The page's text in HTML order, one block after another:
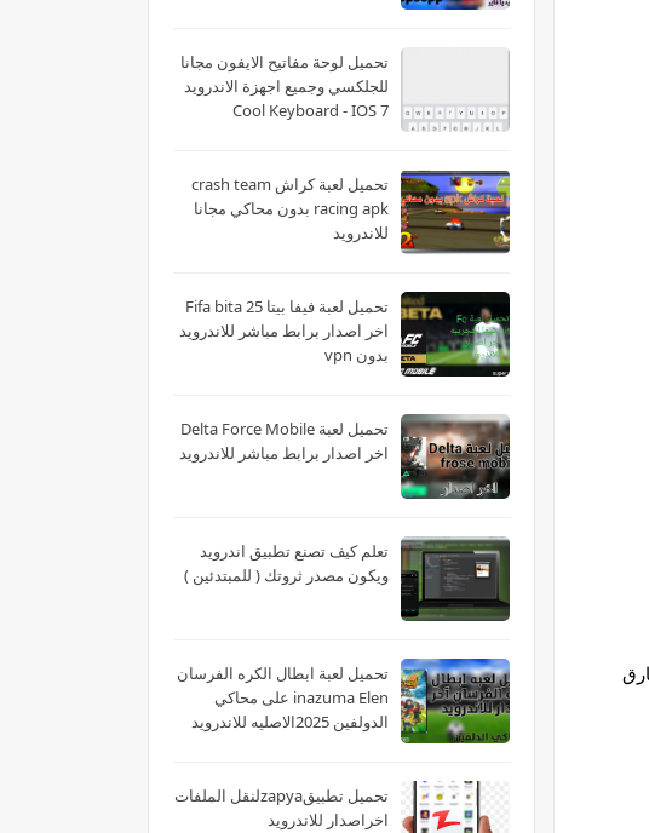
تحميل لوحة مفاتيح الايفون مجانا
للجلكسي وجميع اجهزة الاندرويد
Cool Keyboard - IOS 7
تحميل لعبة كراش crash team
racing apk بدون محاكي مجانا
للاندرويد
تحميل لعبة فيفا بيتا 25 Fifa bita
اخر اصدار برابط مباشر للاندرويد
بدون vpn
تحميل لعبة Delta Force Mobile
اخر اصدار برابط مباشر للاندرويد
تعلم كيف تصنع تطبيق اندرويد
ويكون مصدر ثروتك ( للمبتدئين )
تحميل لعبة ابطال الكره الفرسان
inazuma Elen على محاكي
الدولفين 2025الاصليه للاندرويد
تحميل تطبيقzapyaلنقل الملفات
اخراصدار للاندرويد